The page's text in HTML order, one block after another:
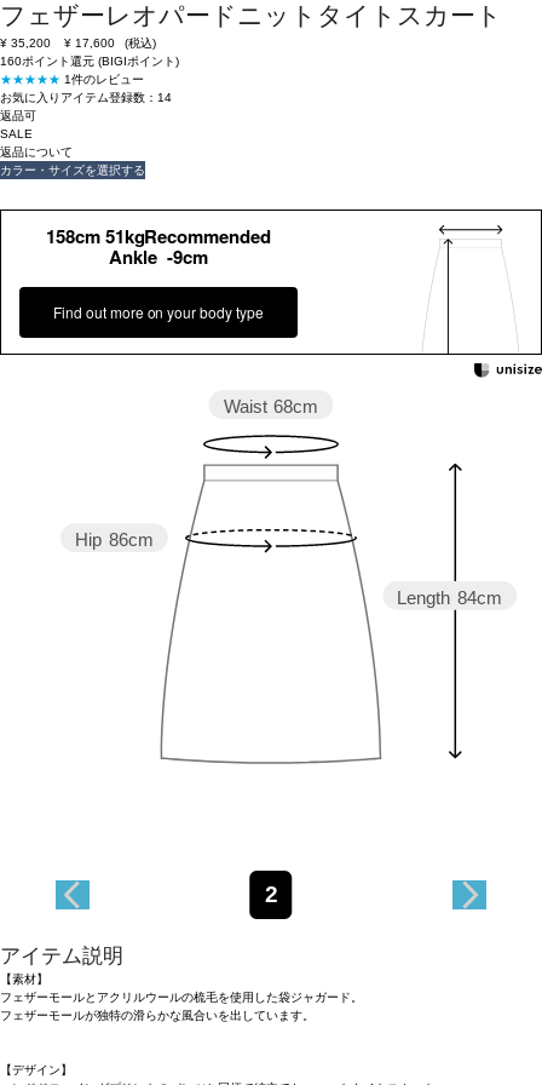
フェザーレオパードニットタイトスカート
¥ 35,200 ¥ 17,600
(税込)
160ポイント還元 (BIGIポイント)
★★★★★ 1件のレビュー
お気に入りアイテム登録数： 14
返品可
SALE
返品について
カラー・サイズを選択する
158cm 51kgRecommended
Ankle -9cm
Find out more on your body type
Length 84cm
Hip 86cm
Waist 68cm
2
アイテム説明
【素材】
フェザーモールとアクリルウールの梳毛を使用した袋ジャガード。
フェザーモールが独特の滑らかな風合いを出しています。
【デザイン】